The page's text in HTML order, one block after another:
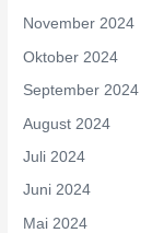
November 2024
Oktober 2024
September 2024
August 2024
Juli 2024
Juni 2024
Mai 2024